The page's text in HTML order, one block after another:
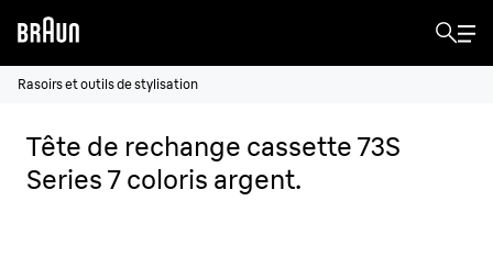
Rasoirs et outils de stylisation
Tête de rechange cassette 73S
Series 7 coloris argent.